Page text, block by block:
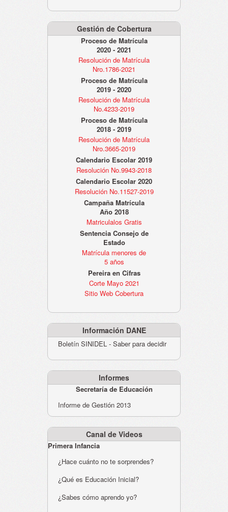
Gestión de Cobertura
Proceso de Matrícula
2020 - 2021
Resolución de Matrícula
Nro.1786-2021
Proceso de Matrícula
2019 - 2020
Resolución de Matrícula
No.4233-2019
Proceso de Matrícula
2018 - 2019
Resolución de Matrícula
Nro.3665-2019
Calendario Escolar 2019
Resolución No.9943-2018
Calendario Escolar 2020
Resolución No.11527-2019
Campaña Matrícula
Año 2018
Matriculalos Gratis
Sentencia Consejo de
Estado
Matrícula menores de
5 años
Pereira en Cifras
Corte Mayo 2021
Sitio Web Cobertura
Información DANE
Boletín SINIDEL - Saber para decidir
Informes
Secretaría de Educación
Informe de Gestión 2013
Canal de Videos
Primera Infancia
¿Hace cuánto no te sorprendes?
¿Qué es Educación Inicial?
¿Sabes cómo aprendo yo?